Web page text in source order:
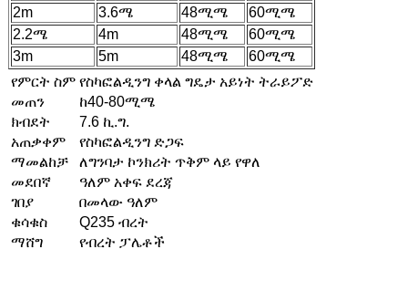
2m
3.6ሜ 48ሚሜ
60ሚሜ
2.2ሜ
4m 48ሚሜ
60ሚሜ
3m
5m 48ሚሜ
60ሚሜ
የምርት ስም የስካፎልዲንግ ቀላል ግዴታ አይነት ትራይፖድ
መጠን
ከ40-80ሚሜ
ክብደት
7.6 ኪ.ግ.
አጠቃቀም
የስካፎልዲንግ ድጋፍ
ማመልከቻ
ለግንባታ ኮንክሪት ጥቅም ላይ የዋለ
መደበኛ
ዓለም አቀፍ ደረጃ
ገበያ
በመላው ዓለም
ቁሳቁስ
Q235 ብረት
ማሸግ
የብረት ፓሌቶች